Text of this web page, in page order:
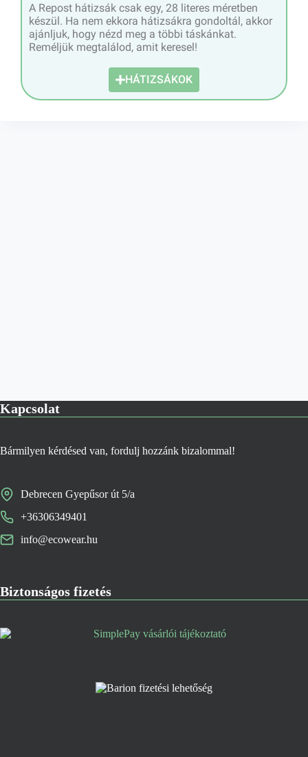
A Repost hátizsák csak egy, 28 literes méretben
készül. Ha nem ekkora hátizsákra gondoltál, akkor
ajánljuk, hogy nézd meg a többi táskánkat.
Reméljük megtalálod, amit keresel!
HÁTIZSÁKOK
Kapcsolat
Bármilyen kérdésed van, fordulj hozzánk bizalommal!
Debrecen Gyepűsor út 5/a
+36306349401
info@ecowear.hu
Biztonságos fizetés